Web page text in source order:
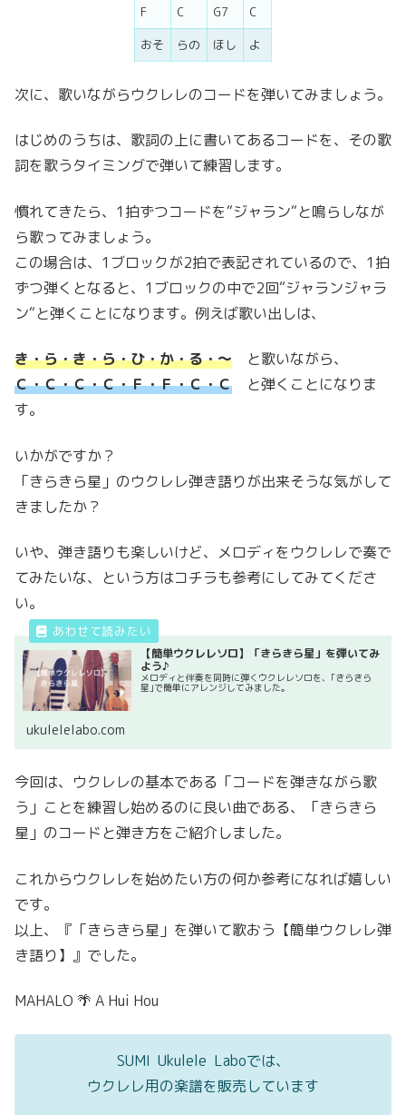
F C G7
C
おそ
らの ほし よ
次に、歌いながらウクレレのコードを弾いてみましょう。
はじめのうちは、歌詞の上に書いてあるコードを、その歌
詞を歌うタイミングで弾いて練習します。
慣れてきたら、1拍ずつコードを“ジャラン“と鳴らしなが
ら歌ってみましょう。
この場合は、1ブロックが2拍で表記されているので、1拍
ずつ弾くとなると、1ブロックの中で2回“ジャランジャラ
ン“と弾くことになります。例えば歌い出しは、
き・ら・き・ら・ひ・か・る・〜 と歌いながら、
Ｃ・Ｃ・Ｃ・Ｃ・Ｆ・Ｆ・Ｃ・Ｃ と弾くことになりま
す。
いかがですか？
「きらきら星」のウクレレ弾き語りが出来そうな気がして
きましたか？
いや、弾き語りも楽しいけど、メロディをウクレレで奏で
てみたいな、という方はコチラも参考にしてみてくださ
い。
【簡単ウクレレソロ】「きらきら星」を弾いてみ
よう♪
メロディと伴奏を同時に弾くウクレレソロを、｢きらきら
星｣で簡単にアレンジしてみました。
ukulelelabo.com
今回は、ウクレレの基本である「コードを弾きながら歌
う」ことを練習し始めるのに良い曲である、「きらきら
星」のコードと弾き方をご紹介しました。
これからウクレレを始めたい方の何か参考になれば嬉しい
です。
以上、『「きらきら星」を弾いて歌おう【簡単ウクレレ弾
き語り】』でした。
MAHALO 🌴 A Hui Hou
SUMI Ukulele Laboでは、
ウクレレ用の楽譜を販売しています